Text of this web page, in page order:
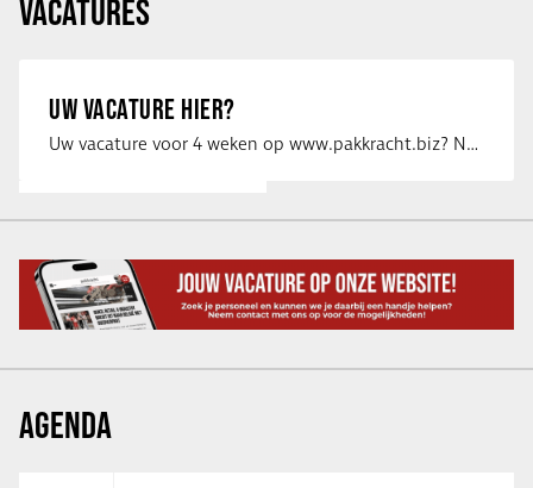
VACATURES
UW VACATURE HIER?
Uw vacature voor 4 weken op www.pakkracht.biz? Neem dan contact op met Yannick van …
AGENDA